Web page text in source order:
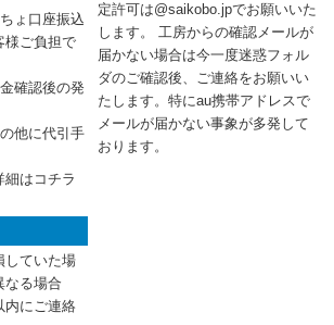
ょ口座振込
様ご負担で
確認後の発
他に代引手
細はコチラ
していた場
なる場合
内にご連絡
定許可は@saikobo.jpでお願いいた
します。 工房からの確認メールが
届かない場合は今一度迷惑フォル
ダのご確認後、ご連絡をお願いい
たします。特にau携帯アドレスで
メールが届かない事象が多発して
おります。